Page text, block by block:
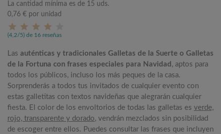
La cantidad mínima es de 15 uds.
0,76 € por unidad
(4,2/5) de 16 reseñas
Las auténticas y tradicionales Galletas de la Suerte o Galletas
de la Fortuna con frases especiales para Navidad , aptos para
todos los públicos, incluso los más peques de la casa.
Sorprenderás a todos tus invitados de cualquier evento con
estas galletitas con textos navideñas que alegrarán cualquier
fiesta. El color de los envoltorios de todas las galletas es verde,
rojo, transparente y dorado, vendrán mezclados sin posibilidad
de escoger entre ellos. Puedes consultar las frases que incluyen